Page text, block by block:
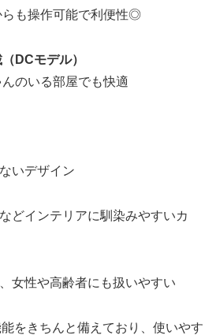
も操作可能で利便性◎
DCモデル）
のいる部屋でも快適
いデザイン
どインテリアに馴染みやすいカ
女性や高齢者にも扱いやすい
をきちんと備えており、使いやす